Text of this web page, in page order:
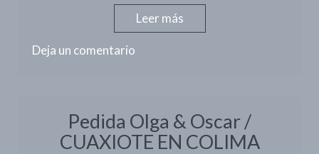
Leer más
Deja un comentario
Pedida Olga & Oscar /
CUAXIOTE EN COLIMA